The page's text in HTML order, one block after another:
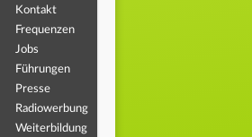
Kontakt
Frequenzen
Jobs
Führungen
Presse
Radiowerbung
Weiterbildung